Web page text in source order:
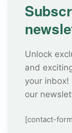
Unlock
and
your
our
[contact-